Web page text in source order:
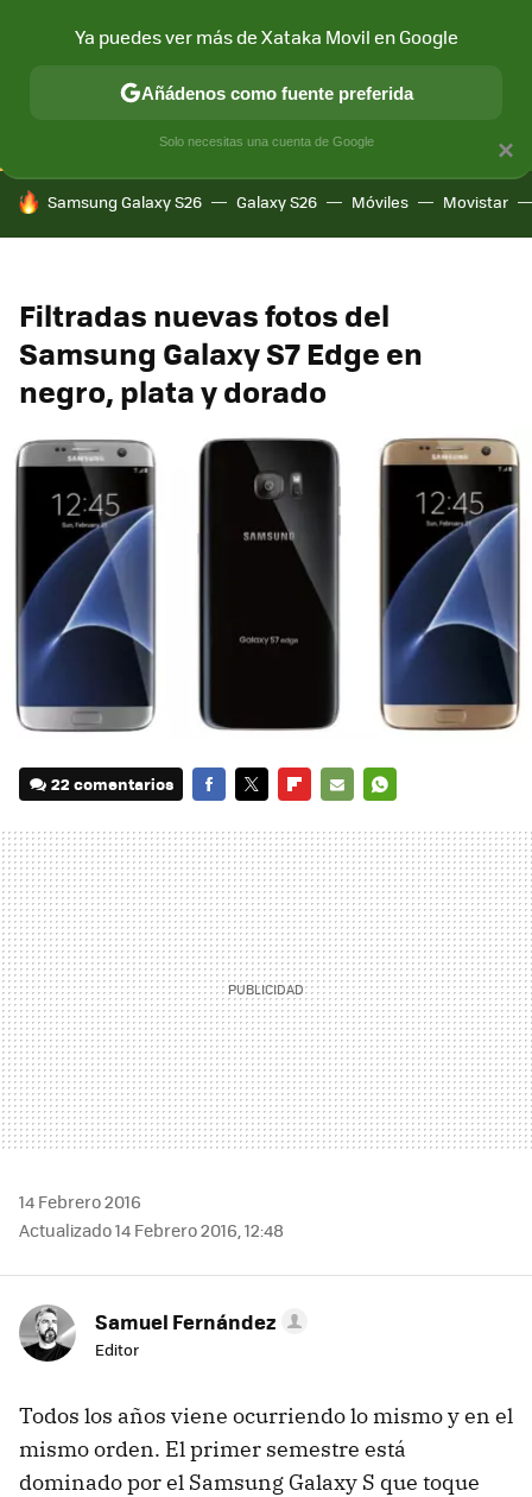
CONECTIVIDAD MÓVIL Y SOCIEDAD APLICACIONES
HOY SE HABLA DE
Samsung Galaxy S26 Galaxy S26 Móviles Movistar
Filtradas nuevas fotos del
Samsung Galaxy S7 Edge en
negro, plata y dorado
22 comentarios
MAIL
14 Febrero 2016
Actualizado 14 Febrero 2016, 12:48
Samuel Fernández
Editor
Todos los años viene ocurriendo lo mismo y en el
mismo orden. El primer semestre está
dominado por el Samsung Galaxy S que toque
×
Ya puedes ver más de Xataka Movil en Google
Añádenos como fuente preferida
Solo necesitas una cuenta de Google